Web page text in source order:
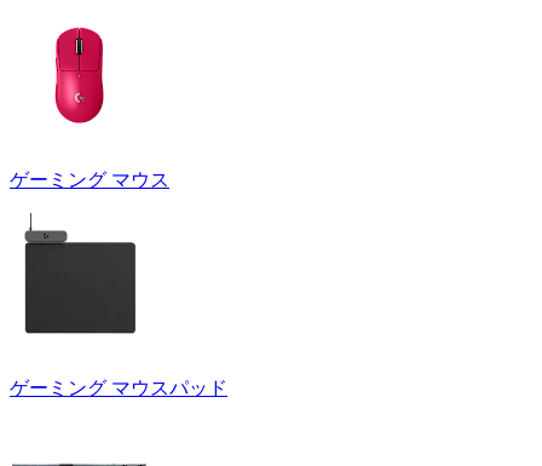
ゲーミング マウス
ゲーミング マウスパッド